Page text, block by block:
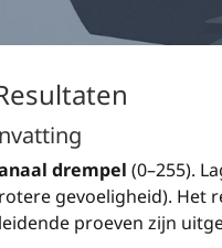
drempel (0–255).
gevoeligheid). Het
proeven zijn